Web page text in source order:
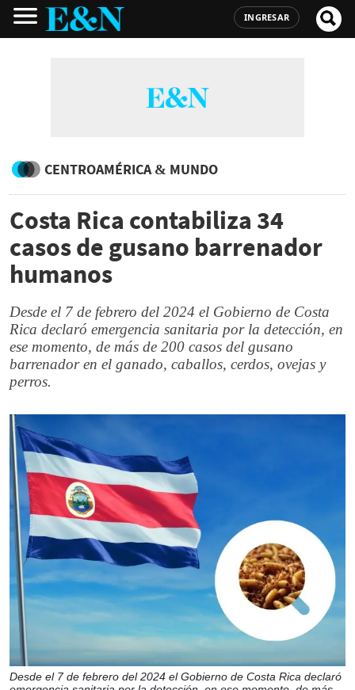
INGRESAR
CENTROAMÉRICA & MUNDO
Costa Rica contabiliza 34
casos de gusano barrenador
humanos
Desde el 7 de febrero del 2024 el Gobierno de Costa
Rica declaró emergencia sanitaria por la detección, en
ese momento, de más de 200 casos del gusano
barrenador en el ganado, caballos, cerdos, ovejas y
perros.
Desde el 7 de febrero del 2024 el Gobierno de Costa Rica declaró